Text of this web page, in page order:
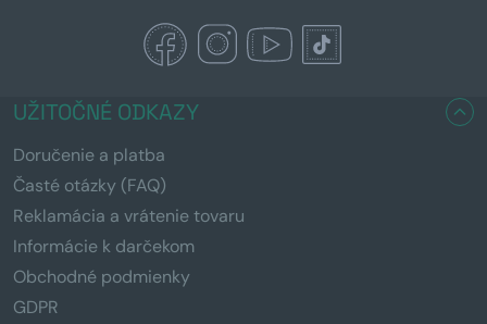
UŽITOČNÉ ODKAZY
Doručenie a platba
Časté otázky (FAQ)
Reklamácia a vrátenie tovaru
Informácie k darčekom
Obchodné podmienky
GDPR